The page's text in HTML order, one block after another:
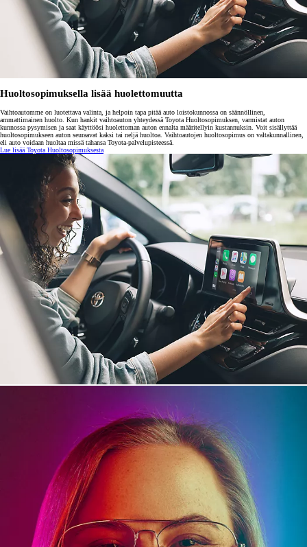
Huoltosopimuksella lisää huolettomuutta
Vaihtoautomme on luotettava valinta, ja helpoin tapa pitää auto loistokunnossa on säännöllinen,
ammattimainen huolto. Kun hankit vaihtoauton yhteydessä Toyota Huoltosopimuksen, varmistat auton
kunnossa pysymisen ja saat käyttöösi huolettoman auton ennalta määritellyin kustannuksin. Voit sisällyttää
huoltosopimukseen auton seuraavat kaksi tai neljä huoltoa. Vaihtoautojen huoltosopimus on valtakunnallinen,
eli auto voidaan huoltaa missä tahansa Toyota-palvelupisteessä.
Lue lisää Toyota Huoltosopimuksesta